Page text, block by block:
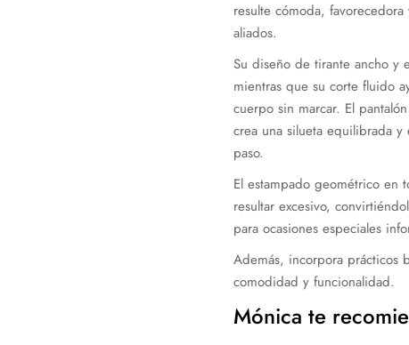
resulte cómoda,
aliados.
Su diseño de tirante ancho y
mientras que su corte fluido
cuerpo sin marcar. El
crea una silueta equilibrada
paso.
El estampado geométrico en
resultar excesivo,
para ocasiones especiales
Además, incorpora prácticos
comodidad y funcionalidad.
Mónica te